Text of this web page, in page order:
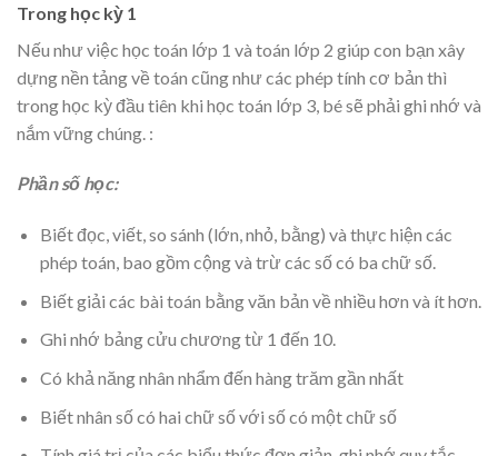
Trong học kỳ 1
Nếu như việc học toán lớp 1 và toán lớp 2 giúp con bạn xây
dựng nền tảng về toán cũng như các phép tính cơ bản thì
trong học kỳ đầu tiên khi học toán lớp 3, bé sẽ phải ghi nhớ và
nắm vững chúng. :
Phần số học:
Biết đọc, viết, so sánh (lớn, nhỏ, bằng) và thực hiện các
phép toán, bao gồm cộng và trừ các số có ba chữ số.
Biết giải các bài toán bằng văn bản về nhiều hơn và ít hơn.
Ghi nhớ bảng cửu chương từ 1 đến 10.
Có khả năng nhân nhẩm đến hàng trăm gần nhất
Biết nhân số có hai chữ số với số có một chữ số